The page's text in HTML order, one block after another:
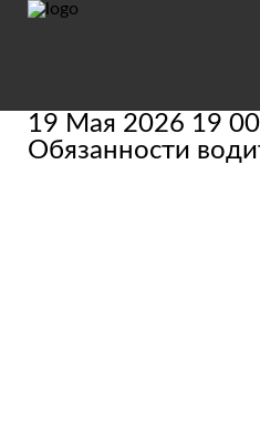
19 Мая 2026 19 00
Обязанности